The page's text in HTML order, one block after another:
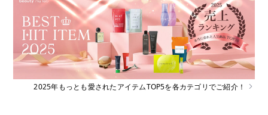
2025年もっとも愛されたアイテムTOP5を各カテゴリでご紹介！